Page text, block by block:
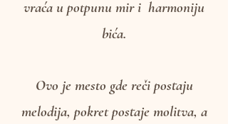
kupka te isceljujućim vibracijama
vraća u potpunu mir i harmoniju
Ovo je mesto gde reči postaju